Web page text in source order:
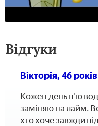
Відгуки
Вікторія, 46 років
Кожен день п'ю
заміняю на лайм.
хто хоче завжди